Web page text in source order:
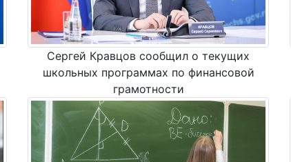
Сергей Кравцов сообщил о текущих
школьных программах по финансовой
грамотности